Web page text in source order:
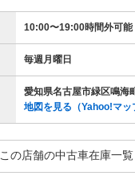
10:00〜19:00時間外可能
毎週月曜日
愛知県名古屋市緑区鳴海
地図を見る（Yahoo!マッ
この店舗の中古車在庫一覧